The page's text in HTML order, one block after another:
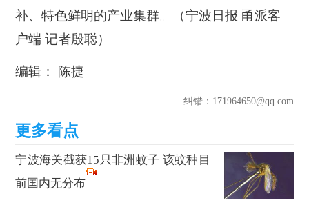
补、特色鲜明的产业集群。（宁波日报 甬派客
户端 记者殷聪）
编辑： 陈捷
纠错：171964650@qq.com
宁波海关截获15只非洲蚊子 该蚊种目
前国内无分布